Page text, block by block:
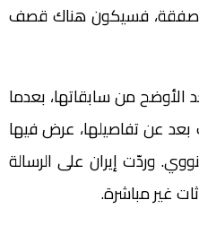
صفقة، فسيكون هناك قصف
الأوضح من سابقاتها، بعدما
عن تفاصيلها، عرض فيها
وردّت إيران على الرسالة
غير مباشرة.